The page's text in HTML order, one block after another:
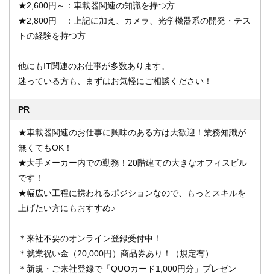
★2,600円～：車載器関連の知識を持つ方
★2,800円 ：上記に加え、カメラ、光学機器系の開発・テス
トの経験を持つ方
他にもIT関連のお仕事が多数あります。
迷っている方も、まずはお気軽にご相談ください！
PR
★車載器関連のお仕事に興味のある方は大歓迎！業務知識が
無くてもOK！
★大手メーカー内での勤務！20階建ての大きなオフィスビル
です！
★幅広い工程に携われるポジションなので、もっとスキルを
上げたい方にもおすすめ♪
＊来社不要のオンライン登録受付中！
＊就業祝い金（20,000円）商品券あり！（規定有）
＊新規・ご来社登録で「QUOカード1,000円分」プレゼン